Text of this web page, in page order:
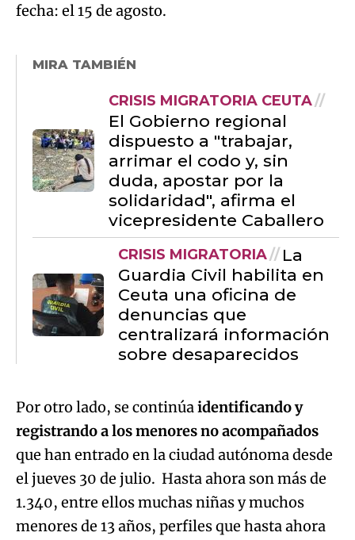
fecha: el 15 de agosto.
MIRA TAMBIÉN
CRISIS MIGRATORIA CEUTA
El Gobierno regional
dispuesto a "trabajar,
arrimar el codo y, sin
duda, apostar por la
solidaridad", afirma el
vicepresidente Caballero
CRISIS MIGRATORIA
La
Guardia Civil habilita en
Ceuta una oficina de
denuncias que
centralizará información
sobre desaparecidos
Por otro lado, se continúaidentificando y
registrando a los menores no acompañados
que han entrado en la ciudad autónoma desde
el jueves 30 de julio. Hasta ahora son más de
1.340, entre ellos muchas niñas y muchos
menores de 13 años, perfiles que hasta ahora